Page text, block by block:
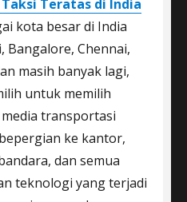
Teratas di India
kota besar di India
Bangalore, Chennai,
masih banyak lagi,
untuk memilih
transportasi
ke kantor,
dan semua
teknologi yang terjadi